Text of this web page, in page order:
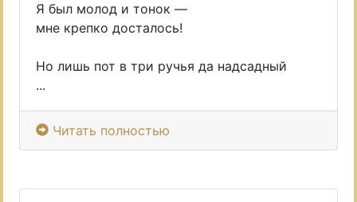
Я был молод и тонок —
мне крепко досталось!
Но лишь пот в три ручья да надсадный
...
Читать полностью